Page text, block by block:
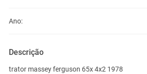
Ano:
Descrição
trator massey ferguson 65x 4x2 1978